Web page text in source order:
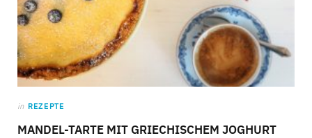
in REZEPTE
MANDEL-TARTE MIT GRIECHISCHEM JOGHURT